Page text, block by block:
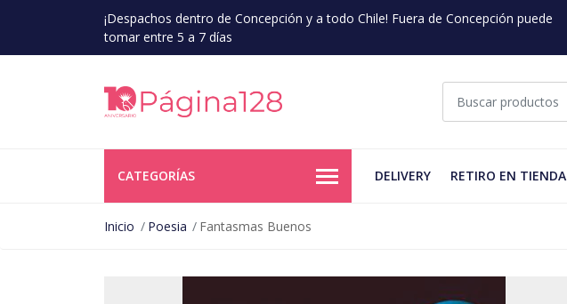
¡Despachos dentro de Concepción y a todo Chile! Fuera de Concepción puede
tomar entre 5 a 7 días
CATEGORÍAS DELIVERY RETIRO EN TIENDA
Inicio Poesia Fantasmas Buenos